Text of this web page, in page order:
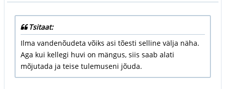
Tsitaat:
Ilma vandenõudeta võiks asi tõesti selline välja näha.
Aga kui kellegi huvi on mängus, siis saab alati
mõjutada ja teise tulemuseni jõuda.